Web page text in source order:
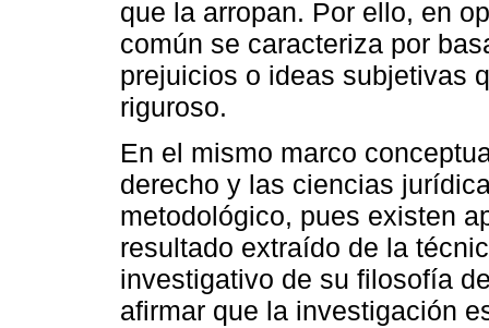
que la arropan. Por ello, en
común se caracteriza por
prejuicios o ideas subjetivas
riguroso.
En el mismo marco
derecho y las ciencias
metodológico, pues existen
resultado extraído de la
investigativo de su filosofía
afirmar que la investigación